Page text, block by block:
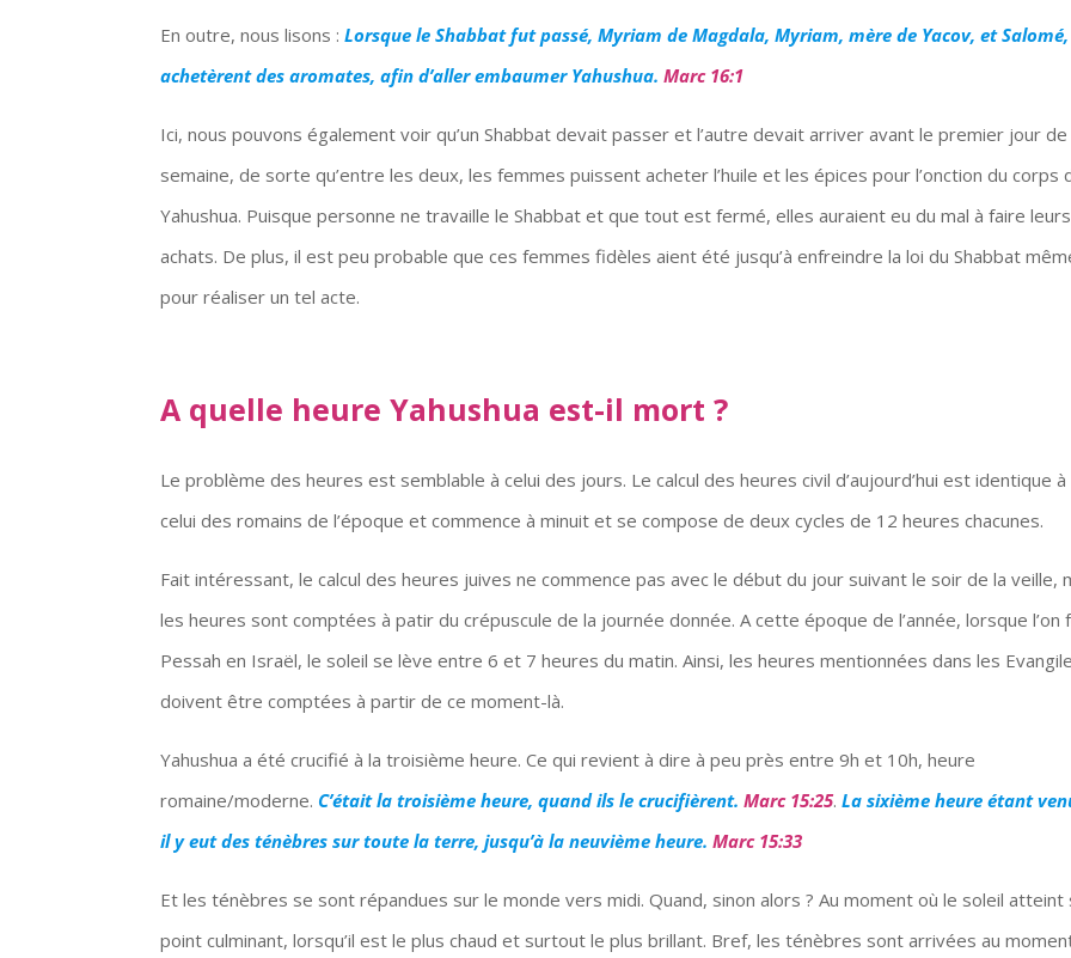
En outre, nous lisons :Lorsque le Shabbat fut passé, Myriam de Magdala,Myriam, mère de Yacov, et Salomé,
achetèrent des aromates, afin d’aller embaumer Yahushua.Marc 16:1
Ici, nous pouvons également voir qu’un Shabbat devait passer et l’autre devait arriver avant le premier jour de
semaine, de sorte qu’entre les deux, les femmes puissent acheter l’huile et les épices pour l’onction du corps
Yahushua. Puisque personne ne travaille le Shabbat et que tout est fermé, elles auraient eu du mal à faire leurs
achats. De plus, il est peu probable que ces femmes fidèles aient été jusqu’à enfreindre la loi du Shabbat
pour réaliser un tel acte.
A quelle heure Yahushua est-il mort ?
Le problème des heures est semblable à celui des jours. Le calcul des heures civil d’aujourd’hui est identique à
celui des romains de l’époque et commence à minuit et se compose de deux cycles de 12 heures chacunes.
Fait intéressant, le calcul des heures juives ne commence pas avec le début du jour suivant le soir de la veille,
les heures sont comptées à patir du crépuscule de la journée donnée. A cette époque de l’année, lorsque l’on
Pessah en Israël, le soleil se lève entre 6 et 7 heures du matin. Ainsi, les heures mentionnées dans les
doivent être comptées à partir de ce moment-là.
Yahushua a été crucifié à la troisième heure. Ce qui revient à dire à peu près entre 9h et 10h, heure
romaine/moderne. C’était la troisième heure, quand ils le crucifièrent.Marc 15:25.La sixième heure étant
il y eut des ténèbres sur toute la terre, jusqu’à la neuvième heure.Marc 15:33
Et les ténèbres se sont répandues sur le monde vers midi. Quand, sinon alors ? Au moment où le soleil atteint
point culminant, lorsqu’il est le plus chaud et surtout le plus brillant. Bref, les ténèbres sont arrivées au